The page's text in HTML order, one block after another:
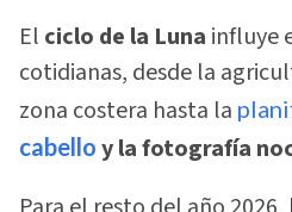
El ciclo de la Luna influye
cotidianas, desde la
zona costera hasta la
cabello y la fotografía